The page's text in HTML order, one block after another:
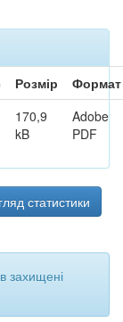
Розмір
Формат
170,9
kB
Adobe
PDF
статистики
захищені